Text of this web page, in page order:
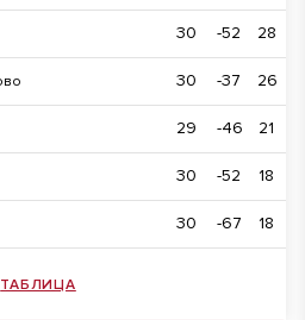
30 -52 28
30 -37 26
29 -46 21
30 -52 18
30 -67 18
ТАБЛИЦА